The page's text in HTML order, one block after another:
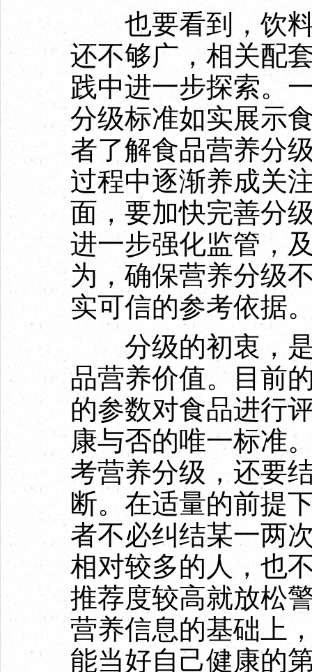
也要看到，饮料
还不够广，相关配
践中进一步探索。
分级标准如实展示
者了解食品营养分
过程中逐渐养成关
面，要加快完善分
进一步强化监管，
为，确保营养分级
实可信的参考依据
分级的初衷，是
品营养价值。目前
的参数对食品进行
康与否的唯一标准
考营养分级，还要
断。在适量的前提
者不必纠结某一两
相对较多的人，也
推荐度较高就放松
营养信息的基础上
能当好自己健康的